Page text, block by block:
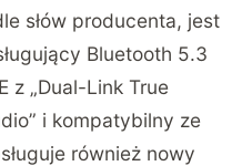
słów producenta, jest
Bluetooth 5.3
z „Dual-Link True
i kompatybilny ze
również nowy